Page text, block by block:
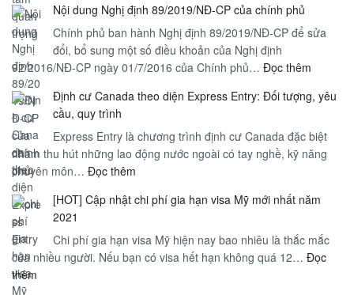
thời
gian
lý
và
tầm
quan
trọng
Bắc
|
Nội
–
Sapa
sương
–
Nội dung Nghị định 89/2019/NĐ-CP của chính phủ
Chính phủ ban hành Nghị định 89/2019/NĐ-CP để sửa
đổi, bổ sung một số điều khoản của Nghị định
92/2016/NĐ-CP ngày 01/7/2016 của Chính phủ… Đọc thêm
dung
định
89/
chính
Định cư Canada theo diện Express Entry: Đối tượng, yêu
cầu, quy trình
Express Entry là chương trình định cư Canada đặc biệt
nhằm thu hút những lao động nước ngoài có tay nghề, kỹ năng
chuyên môn… Đọc thêm
cư
theo
diện
[HOT] Cập nhật chi phí gia hạn visa Mỹ mới nhất năm
2021
Chi phí gia hạn visa Mỹ hiện nay bao nhiêu là thắc mắc
của nhiều người. Nếu bạn có visa hết hạn không quá 12… Đọc
thêm